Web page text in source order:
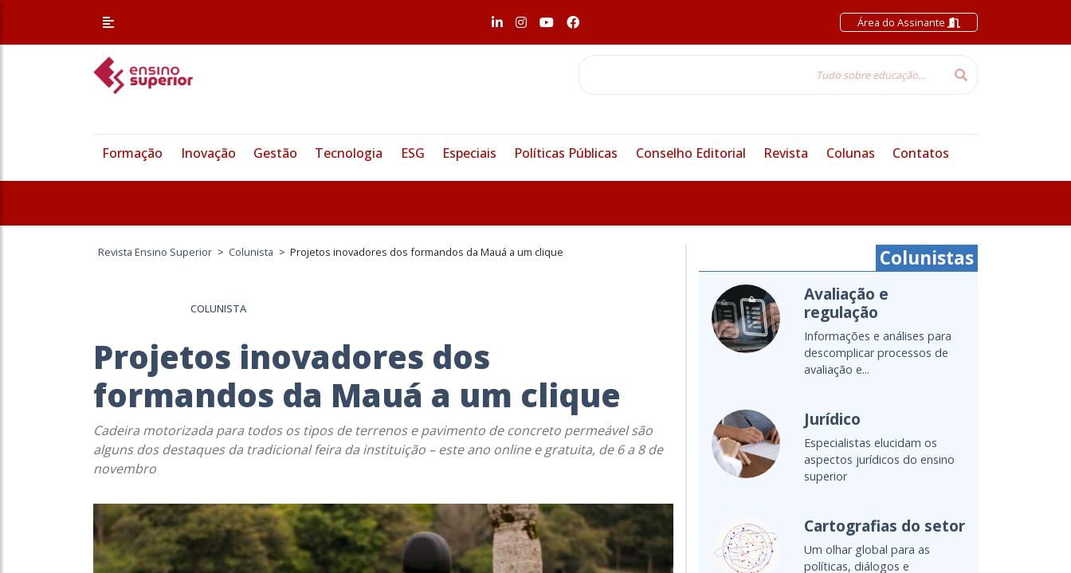
Área do Assinante
Formação Inovação Gestão Tecnologia ESG Especiais Políticas Públicas Conselho Editorial Revista Colunas Contatos
Revista Ensino Superior > Colunista > Projetos inovadores dos formandos da Mauá a um clique
COLUNISTA
Projetos inovadores dos
formandos da Mauá a um clique
Cadeira motorizada para todos os tipos de terrenos e pavimento de concreto permeável são
alguns dos destaques da tradicional feira da instituição – este ano online e gratuita, de 6 a 8 de
novembro
Colunistas
Cultura Oceânica
Entenda a importância de
levar o oceano para a sala de
aula
Membro do Conselho
Internacional do Times Higher
Education e reitor do IESB
Especialista e consultor em
ensino superior e gestão
educacional